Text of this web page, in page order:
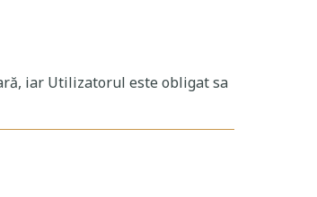
iar Utilizatorul este obligat sa